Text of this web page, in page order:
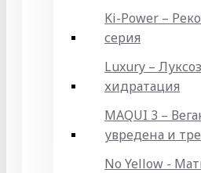
Ki-Power –
серия
Luxury –
хидратация
MAQUI 3 –
увредена и
No Yellow -